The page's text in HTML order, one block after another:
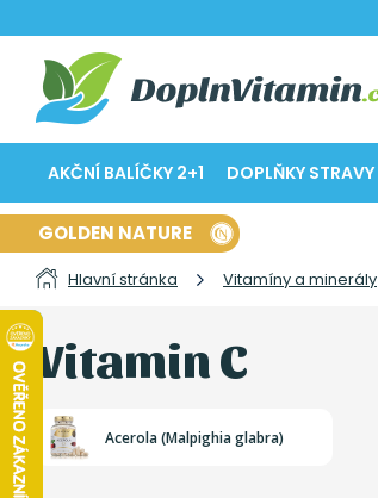
AKČNÍ BALÍČKY 2+1 DOPLŇKY STRAVY
GOLDEN NATURE
Hlavní stránka Vitamíny a minerály
Vitamin C
Acerola (Malpighia glabra)